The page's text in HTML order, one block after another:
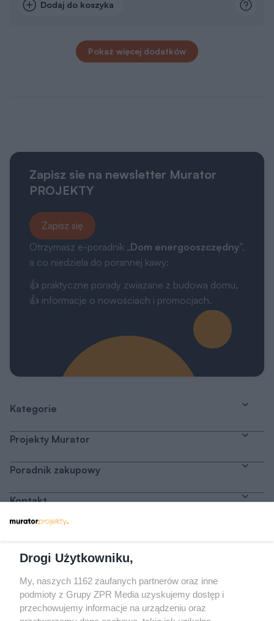
Dodaj do koszyka
Pokaż więcej dodatków
Zapisz sie na newsletter Murator
PROJEKTY
Zapisz się
Otrzymasz e-poradnik „Dom energooszczędny”,
a co niedziela do porannej kawy:
👍 praktyczne porady związane z budową domu,
👍 informacje o nowościach i promocjach.
Kategorie
Projekty Murator
Poradnik zakupowy
Kontakt
Odwiedź grupę na Facebooku
Drogi Użytkowniku,
My, naszych 1162 zaufanych partnerów oraz inne
podmioty z Grupy ZPR Media uzyskujemy dostęp i
przechowujemy informacje na urządzeniu oraz